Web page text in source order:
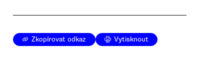
Zkopírovat odkaz Vytisknout